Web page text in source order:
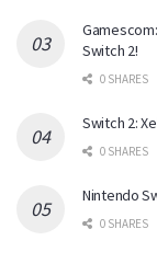
Switch 2!
0 SHARES
Switch 2:
0 SHARES
Nintendo
0 SHARES